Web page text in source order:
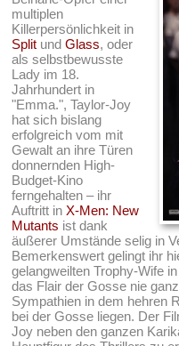
multiplen
Killerpersönlichkeit in
Split undGlass, oder
als selbstbewusste
Lady im 18.
Jahrhundert in
"Emma.", Taylor-Joy
hat sich bislang
erfolgreich vom mit
Gewalt an ihre Türen
donnernden High-
Budget-Kino
ferngehalten – ihr
Auftritt inX-Men: New
Mutants ist dank
äußerer Umstände selig in
Bemerkenswert gelingt ihr
gelangweilten Trophy-Wife
das Flair der Gosse nie
Sympathien in dem hehren
bei der Gosse liegen. Der
Joy neben den ganzen